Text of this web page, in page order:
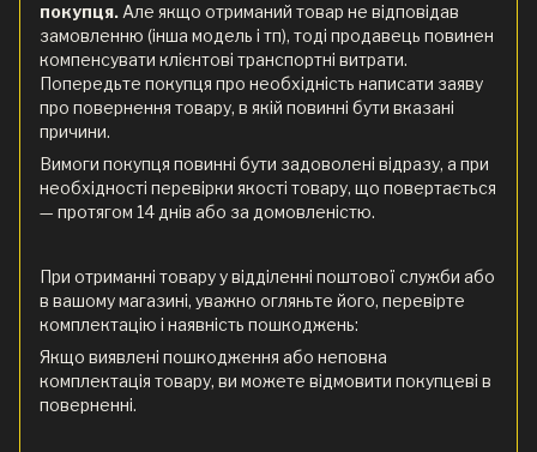
покупця. Але якщо отриманий товар не відповідав
замовленню (інша модель і тп), тоді продавець повинен
компенсувати клієнтові транспортні витрати.
Попередьте покупця про необхідність написати заяву
про повернення товару, в якій повинні бути вказані
причини.
Вимоги покупця повинні бути задоволені відразу, а при
необхідності перевірки якості товару, що повертається
— протягом 14 днів або за домовленістю.
При отриманні товару у відділенні поштової служби або
в вашому магазині, уважно огляньте його, перевірте
комплектацію і наявність пошкоджень:
Якщо виявлені пошкодження або неповна
комплектація товару, ви можете відмовити покупцеві в
поверненні.